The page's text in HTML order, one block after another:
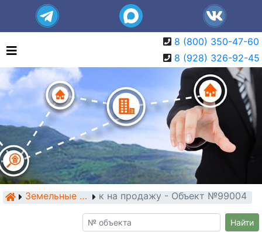
8 (800) 350-47-60
8 (928) 326-92-45
Земельные участки
Земельный участок на продажу - Объект №99004
Найти